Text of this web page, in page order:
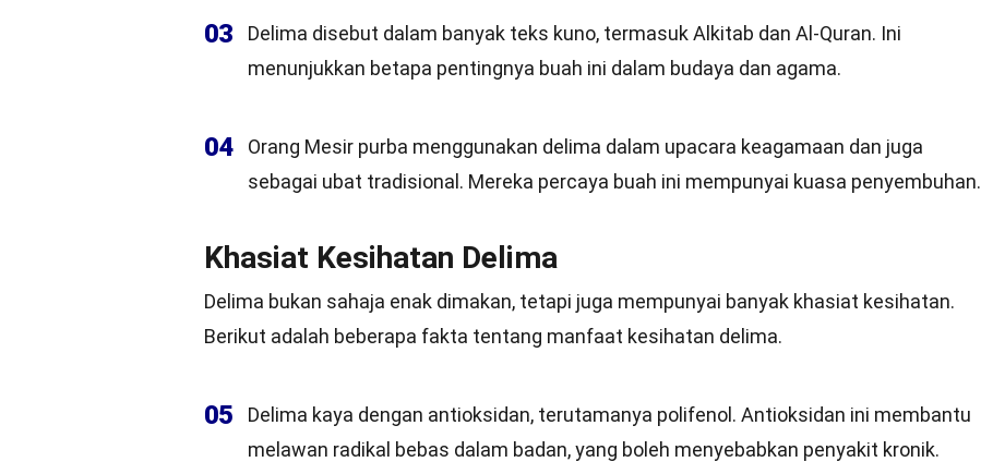
03
Delima disebut dalam banyak teks kuno, termasuk Alkitab dan Al-Quran. Ini
menunjukkan betapa pentingnya buah ini dalam budaya dan agama.
04
Orang Mesir purba menggunakan delima dalam upacara keagamaan dan juga
sebagai ubat tradisional. Mereka percaya buah ini mempunyai kuasa penyembuhan.
Khasiat Kesihatan Delima
Delima bukan sahaja enak dimakan, tetapi juga mempunyai banyak khasiat kesihatan.
Berikut adalah beberapa fakta tentang manfaat kesihatan delima.
05
Delima kaya dengan antioksidan, terutamanya polifenol. Antioksidan ini membantu
melawan radikal bebas dalam badan, yang boleh menyebabkan penyakit kronik.